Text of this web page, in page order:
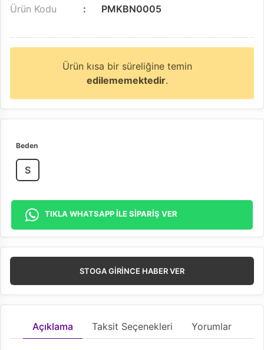
Ürün Kodu
PMKBN0005
Ürün kısa bir süreliğine temin
edilememektedir.
Beden
S
TIKLA WHATSAPP İLE SİPARİŞ VER
STOGA GIRINCE HABER VER
Açıklama Taksit Seçenekleri Yorumlar